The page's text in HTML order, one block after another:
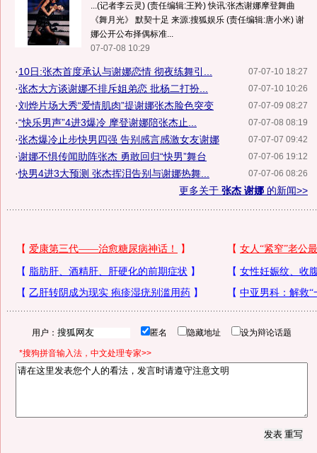
...(记者李云灵) (责任编辑:王羚) 快讯:张杰谢娜摩登舞曲
《舞月光》 默契十足 来源:搜狐娱乐 (责任编辑:唐小米) 谢
娜公开公布择偶标准...
07-07-08 10:29
07-07-10 18:27
·10日:张杰首度承认与谢娜恋情 彻夜练舞引...
07-07-10 10:26
·张杰大方谈谢娜不排斥姐弟恋 批杨二打扮...
07-07-09 08:27
·刘烨片场大秀“爱情肌肉”提谢娜张杰脸色突变
07-07-08 08:19
·“快乐男声”4进3爆冷 摩登谢娜陪张杰止...
07-07-07 09:42
·张杰爆冷止步快男四强 告别感言感激女友谢娜
07-07-06 19:12
·谢娜不惧传闻助阵张杰 勇敢回归“快男”舞台
07-07-06 08:26
·快男4进3大预测 张杰挥泪告别与谢娜热舞...
更多关于 张杰 谢娜 的新闻>>
用户： 匿名 隐藏地址 设为辩论话题
*搜狗拼音输入法，中文处理专家>>